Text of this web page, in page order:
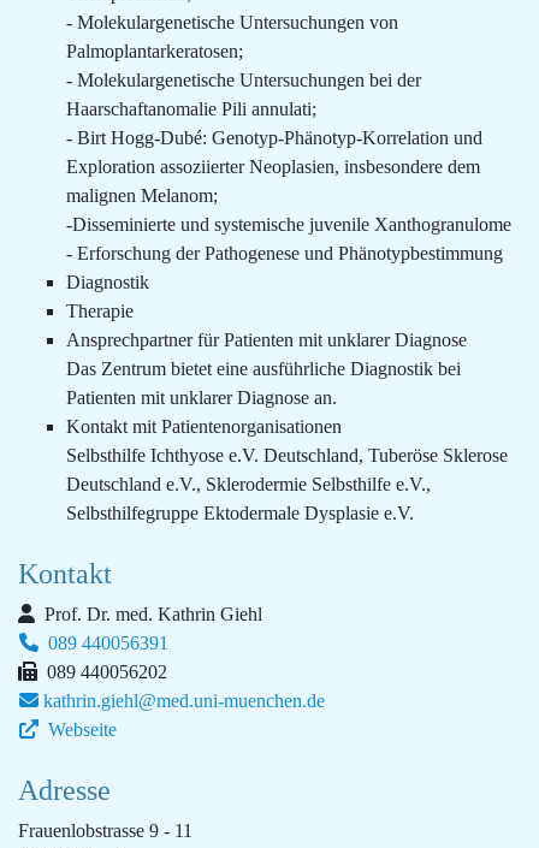
- Molekulargenetische Untersuchungen von
Palmoplantarkeratosen;
- Molekulargenetische Untersuchungen bei der
Haarschaftanomalie Pili annulati;
- Birt Hogg-Dubé: Genotyp-Phänotyp-Korrelation und
Exploration assoziierter Neoplasien, insbesondere dem
malignen Melanom;
-Disseminierte und systemische juvenile Xanthogranulome
- Erforschung der Pathogenese und Phänotypbestimmung
Diagnostik
Therapie
Ansprechpartner für Patienten mit unklarer Diagnose
Das Zentrum bietet eine ausführliche Diagnostik bei
Patienten mit unklarer Diagnose an.
Kontakt mit Patientenorganisationen
Selbsthilfe Ichthyose e.V. Deutschland, Tuberöse Sklerose
Deutschland e.V., Sklerodermie Selbsthilfe e.V.,
Selbsthilfegruppe Ektodermale Dysplasie e.V.
Kontakt
Prof. Dr. med. Kathrin Giehl
089 440056391
089 440056202
kathrin.giehl@med.uni-muenchen.de
Webseite
Adresse
Frauenlobstrasse 9 - 11